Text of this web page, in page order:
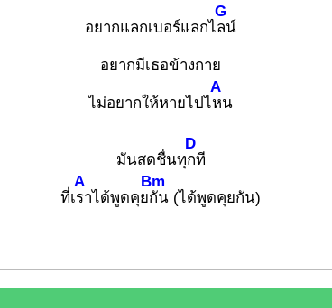
อยากแลกเบอร์แลกไ
G
ลน์
อยากมีเธอข้างกาย
ไม่อยากให้หายไปไ
A
หน
มันสดชื่นทุ
D
กที
ที่เ
A
ราได้พูดคุย
Bm
กัน (ได้พูดคุยกัน)